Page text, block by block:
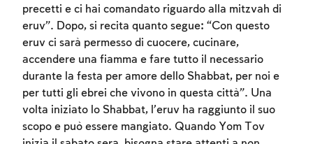
precetti e ci hai comandato riguardo alla mitzvah di
eruv”. Dopo, si recita quanto segue: “Con questo
eruv ci sarà permesso di cuocere, cucinare,
accendere una fiamma e fare tutto il necessario
durante la festa per amore dello Shabbat, per noi e
per tutti gli ebrei che vivono in questa città”. Una
volta iniziato lo Shabbat, l’eruv ha raggiunto il suo
scopo e può essere mangiato. Quando Yom Tov
to create an account or log in.
Sign up Login